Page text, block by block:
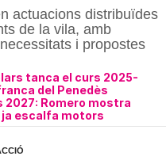
actuacions distribuïdes
de la vila, amb
i propostes
tanca el curs 2025-
del Penedès
2027: Romero mostra
ja escalfa motors